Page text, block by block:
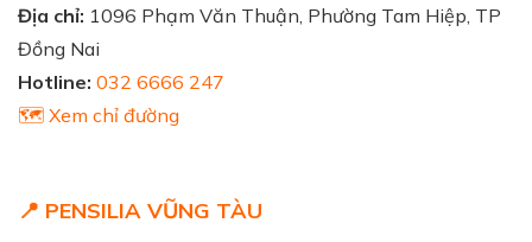
Địa chỉ: 1096 Phạm Văn Thuận, Phường Tam Hiệp, TP
Đồng Nai
Hotline: 032 6666 247
🗺️ Xem chỉ đường
📍 PENSILIA VŨNG TÀU